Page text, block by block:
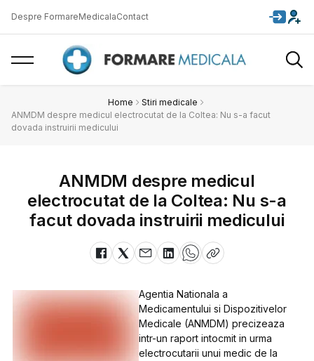
Despre FormareMedicalaContact
Home
Stiri medicale
ANMDM despre medicul electrocutat de la Coltea: Nu s-a facut
dovada instruirii medicului
ANMDM despre medicul
electrocutat de la Coltea: Nu s-a
facut dovada instruirii medicului
Agentia Nationala a
Medicamentului si Dispozitivelor
Medicale (ANMDM) precizeaza
intr-un raport intocmit in urma
electrocutarii unui medic de la